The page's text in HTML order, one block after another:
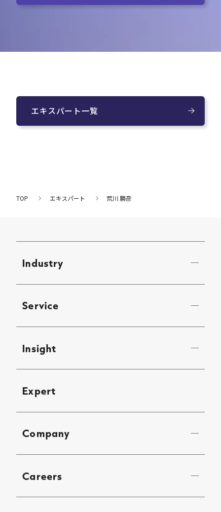
エキスパート一覧
TOP エキスパート 荒川 勝彦
Industry
Service
Insight
Expert
Company
Careers